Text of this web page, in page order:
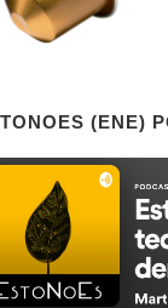
(ENE)